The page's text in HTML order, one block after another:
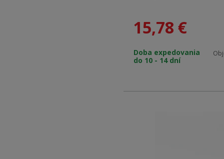
dizajnový hliníkový
interiéru detail, ktorý
15,78 €
Doba expedovania
do 10 - 14 dní